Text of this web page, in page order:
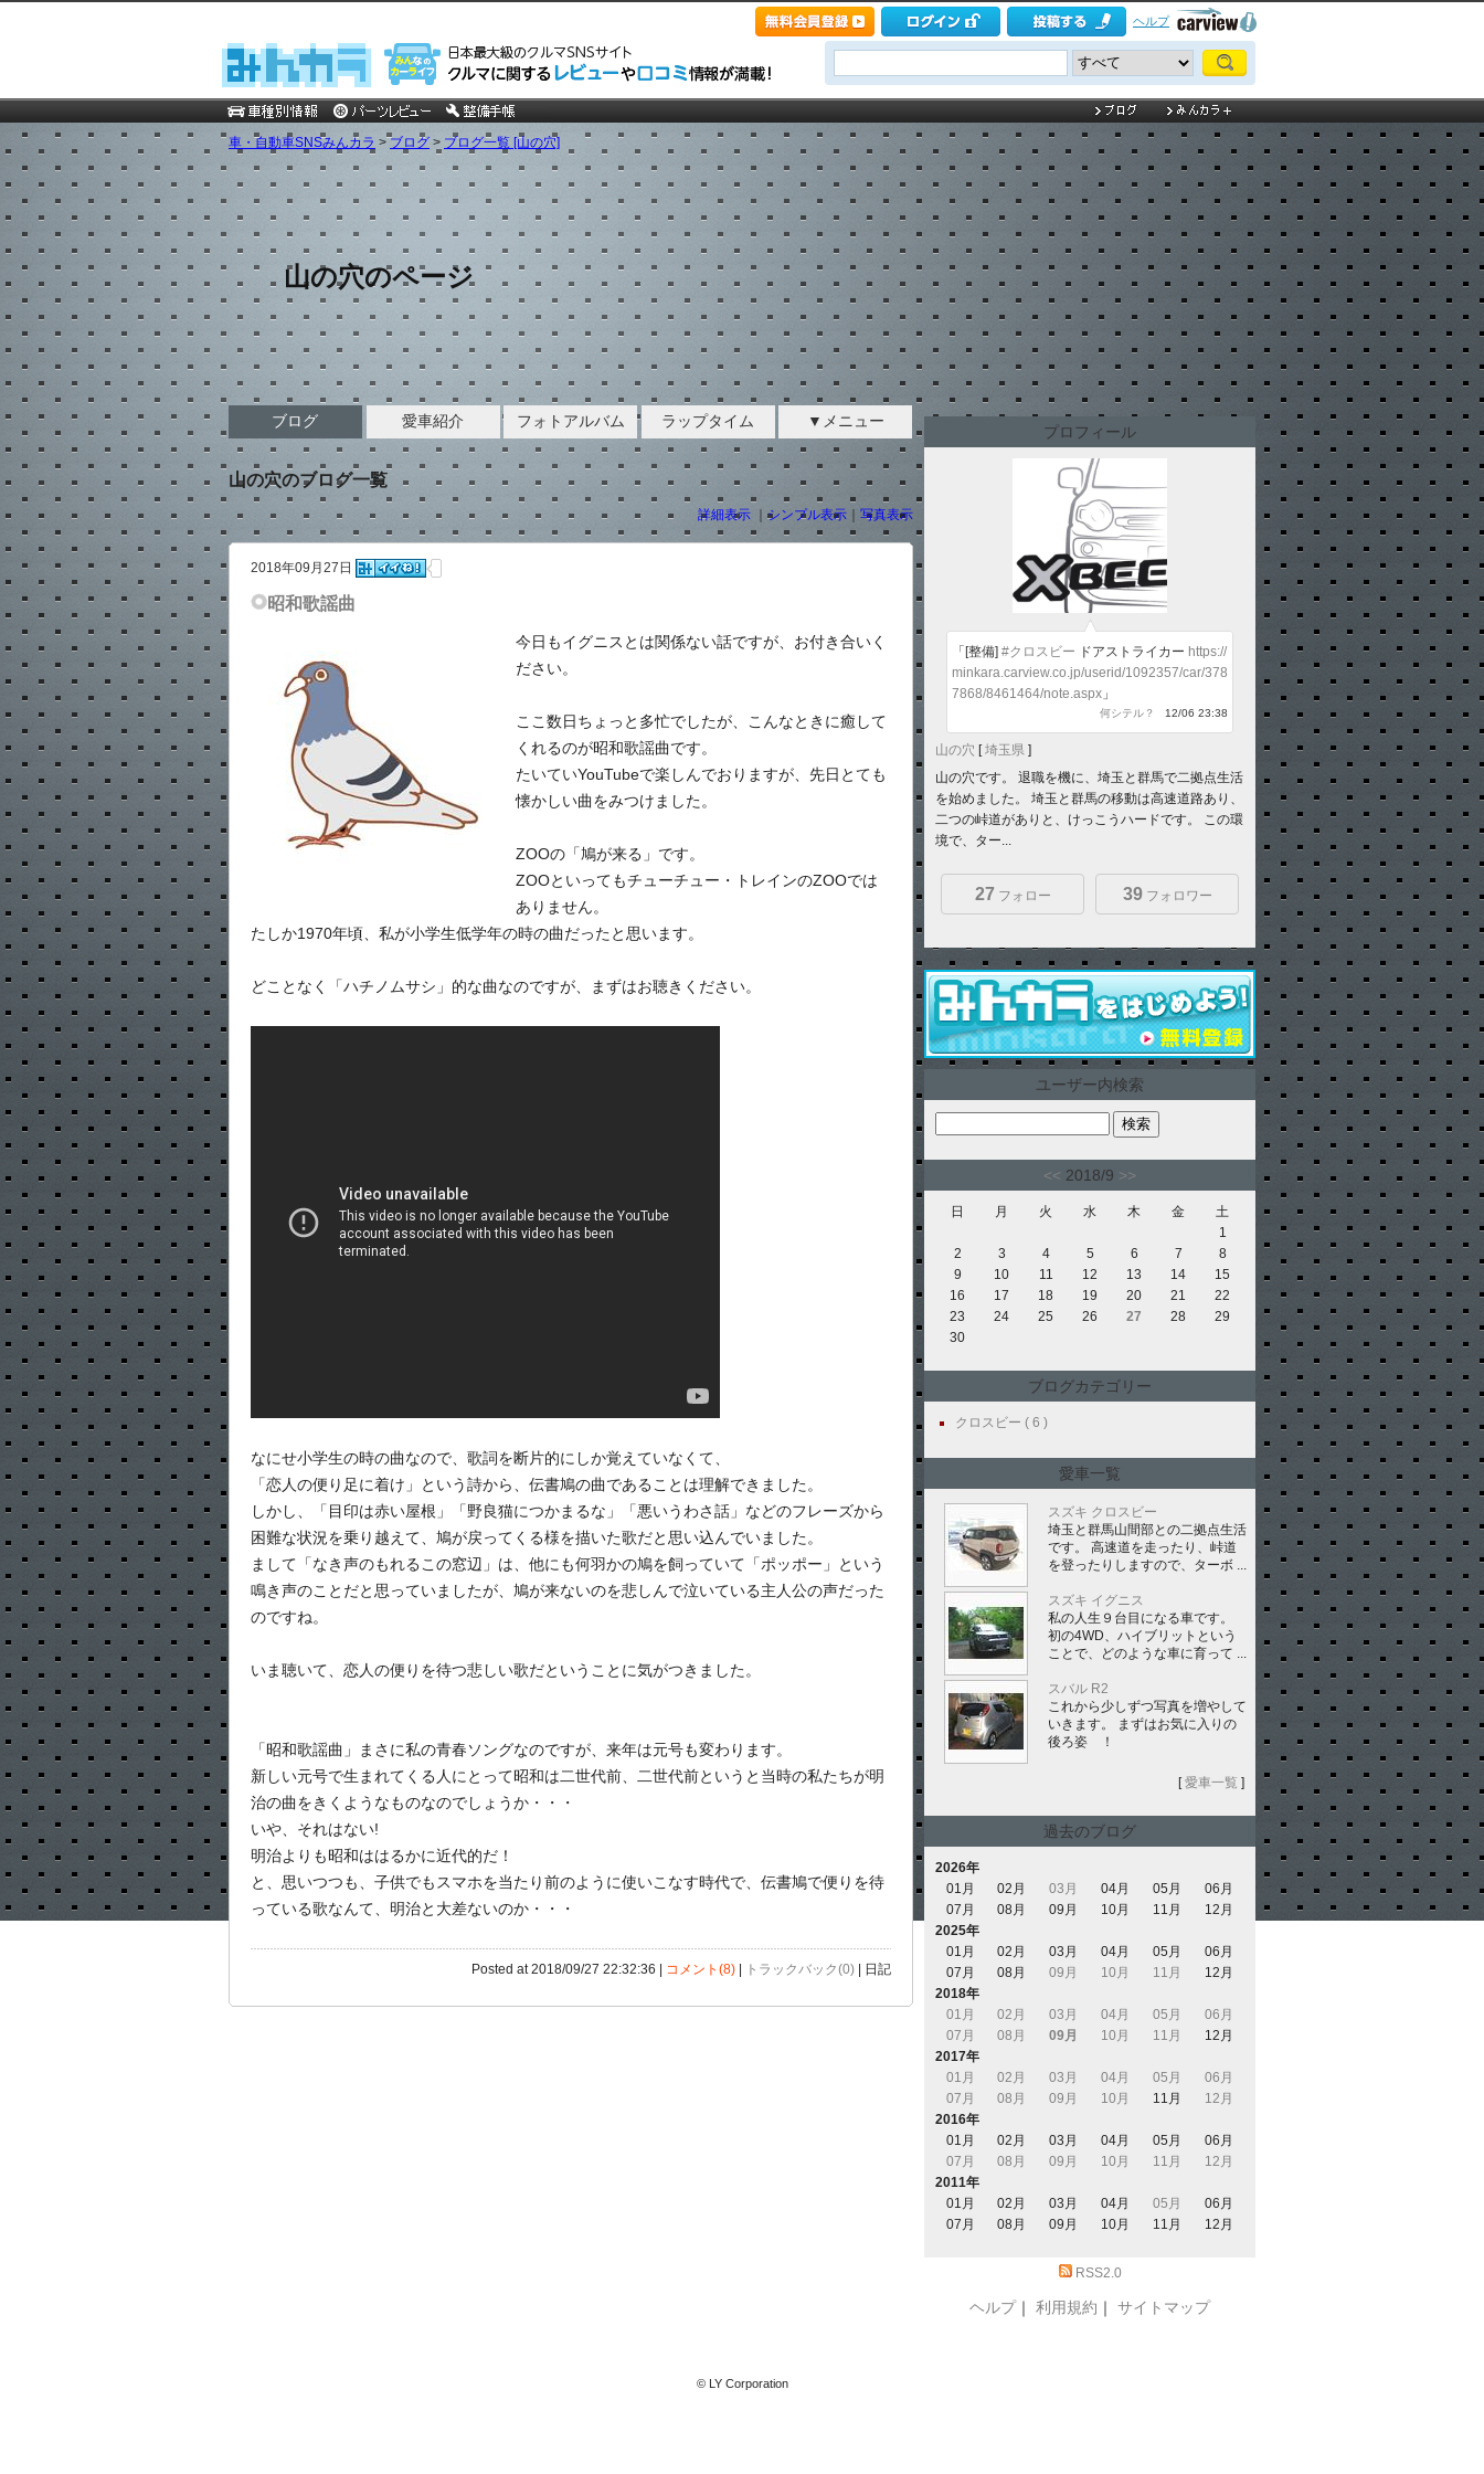
ヘルプ
車・自動車SNSみんカラ >ブログ > ブログ一覧 [山の穴]
山の穴のページ
ブログ 愛車紹介 フォトアルバム ラップタイム ▼メニュー
山の穴のブログ一覧
詳細表示 シンプル表示 写真表示
2018年09月27日
昭和歌謡曲
今日もイグニスとは関係ない話ですが、お付き合いく
ださい。
ここ数日ちょっと多忙でしたが、こんなときに癒して
くれるのが昭和歌謡曲です。
たいていYouTubeで楽しんでおりますが、先日とても
懐かしい曲をみつけました。
ZOOの「鳩が来る」です。
ZOOといってもチューチュー・トレインのZOOでは
ありません。
たしか1970年頃、私が小学生低学年の時の曲だったと思います。
どことなく「ハチノムサシ」的な曲なのですが、まずはお聴きください。
なにせ小学生の時の曲なので、歌詞を断片的にしか覚えていなくて、
「恋人の便り足に着け」という詩から、伝書鳩の曲であることは理解できました。
しかし、「目印は赤い屋根」「野良猫につかまるな」「悪いうわさ話」などのフレーズから
困難な状況を乗り越えて、鳩が戻ってくる様を描いた歌だと思い込んでいました。
まして「なき声のもれるこの窓辺」は、他にも何羽かの鳩を飼っていて「ポッポー」という
鳴き声のことだと思っていましたが、鳩が来ないのを悲しんで泣いている主人公の声だった
のですね。
いま聴いて、恋人の便りを待つ悲しい歌だということに気がつきました。
「昭和歌謡曲」まさに私の青春ソングなのですが、来年は元号も変わります。
新しい元号で生まれてくる人にとって昭和は二世代前、二世代前というと当時の私たちが明
治の曲をきくようなものなのでしょうか・・・
いや、それはない!
明治よりも昭和ははるかに近代的だ！
と、思いつつも、子供でもスマホを当たり前のように使いこなす時代で、伝書鳩で便りを待
っている歌なんて、明治と大差ないのか・・・
Posted at 2018/09/27 22:32:36 | コメント(8) トラックバック(0) | 日記
プロフィール
「[整備] #クロスビー ドアストライカー https://
minkara.carview.co.jp/userid/1092357/car/378
7868/8461464/note.aspx 」
何シテル？ 12/06 23:38
山の穴 [埼玉県 ]
山の穴です。 退職を機に、埼玉と群馬で二拠点生活
を始めました。 埼玉と群馬の移動は高速道路あり、
二つの峠道がありと、けっこうハードです。 この環
境で、ター...
27 フォロー 39フォロワー
ユーザー内検索
<< 2018/9 >>
日 月 火 水 木 金
土
1
2
3 4 5 6 7
8
9
10 11 12 13 14
15
16
17 18 19 20 21
22
23
24 25 26 27 28
29
30
ブログカテゴリー
クロスビー ( 6 )
愛車一覧
スズキ クロスビー
埼玉と群馬山間部との二拠点生活
です。 高速道を走ったり、峠道
を登ったりしますので、ターボ ...
スズキ イグニス
私の人生９台目になる車です。
初の4WD、ハイブリットという
ことで、どのような車に育って ...
スバル R2
これから少しずつ写真を増やして
いきます。 まずはお気に入りの
後ろ姿 ！
[愛車一覧 ]
過去のブログ
2026年
01月
02月 03月 04月 05月
06月
07月
08月 09月 10月 11月
12月
2025年
01月
02月 03月 04月 05月
06月
07月
08月 09月 10月 11月
12月
2018年
01月
02月 03月 04月 05月
06月
07月
08月 09月 10月 11月
12月
2017年
01月
02月 03月 04月 05月
06月
07月
08月 09月 10月 11月
12月
2016年
01月
02月 03月 04月 05月
06月
07月
08月 09月 10月 11月
12月
2011年
01月
02月 03月 04月 05月
06月
07月
08月 09月 10月 11月 12月
RSS2.0
ヘルプ｜ 利用規約 ｜ サイトマップ
© LY Corporation